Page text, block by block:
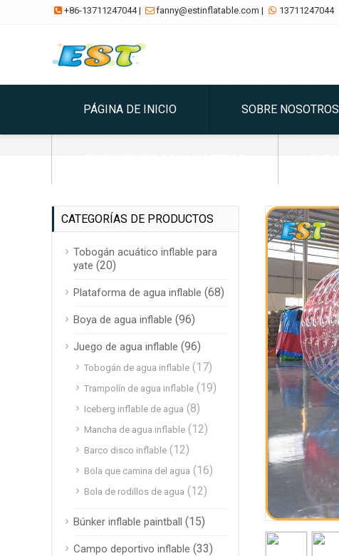
 +86-13711247044| fanny@estinflatable.com |  13711247044
PÁGINA DE INICIO SOBRE NOSOTROS
CATEGORÍAS DE PRODUCTOS
Tobogán acuático inflable para
yate (20)
Plataforma de agua inflable (68)
Boya de agua inflable (96)
Juego de agua inflable (96)
Tobogán de agua inflable (17)
Trampolín de agua inflable (19)
Iceberg inflable de agua (8)
Mancha de agua inflable (12)
Barco disco inflable (12)
Bola que camina del agua (16)
Bola de rodillos de agua (12)
Búnker inflable paintball (15)
Campo deportivo inflable (33)